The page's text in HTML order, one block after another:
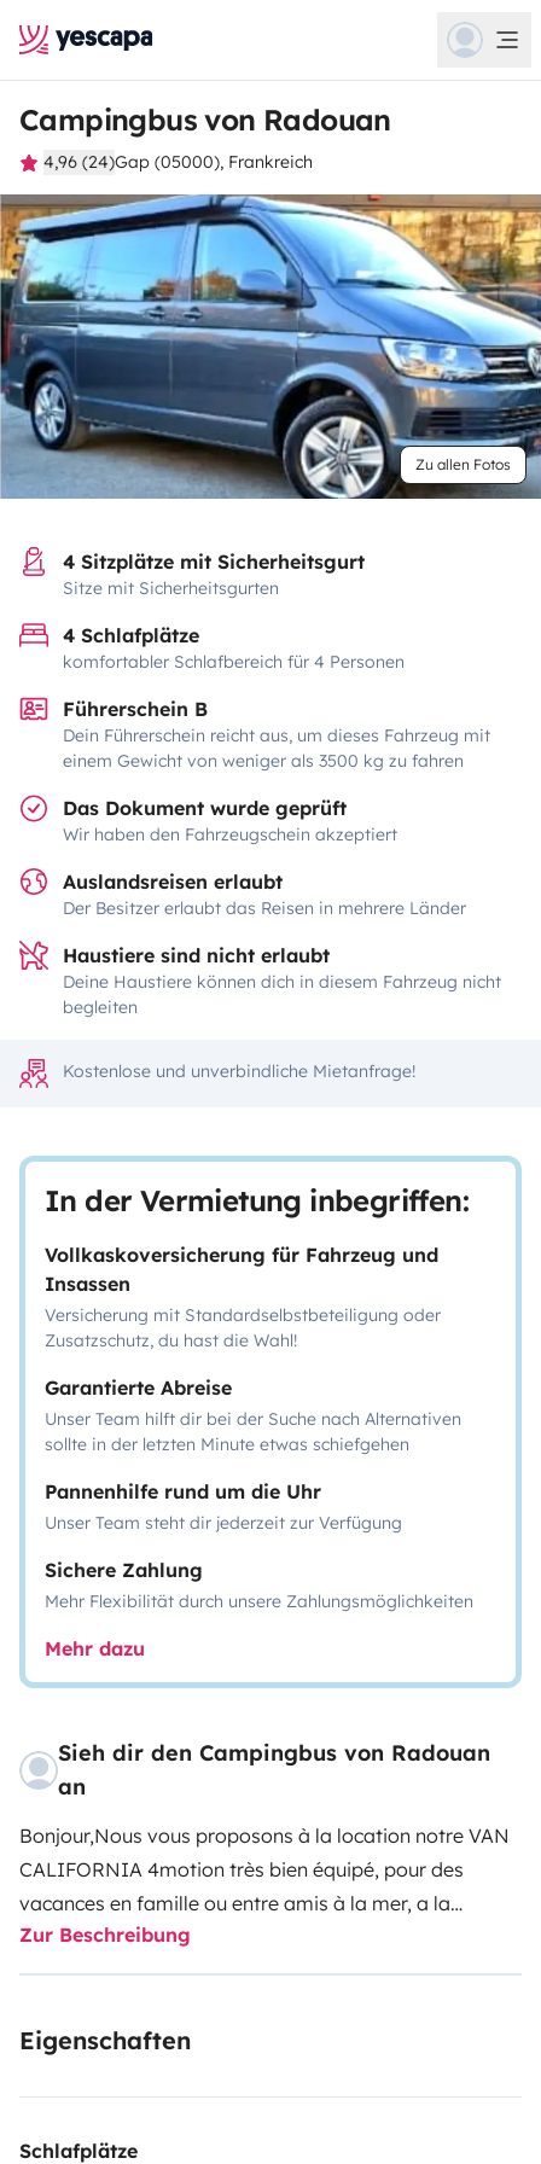
Campingbus von Radouan
4,96 (24)Gap (05000), Frankreich
Zu allen Fotos
4 Sitzplätze mit Sicherheitsgurt
Sitze mit Sicherheitsgurten
4 Schlafplätze
komfortabler Schlafbereich für 4 Personen
Führerschein B
Dein Führerschein reicht aus, um dieses Fahrzeug mit
einem Gewicht von weniger als 3500 kg zu fahren
Das Dokument wurde geprüft
Wir haben den Fahrzeugschein akzeptiert
Auslandsreisen erlaubt
Der Besitzer erlaubt das Reisen in mehrere Länder
Haustiere sind nicht erlaubt
Deine Haustiere können dich in diesem Fahrzeug nicht
begleiten
Kostenlose und unverbindliche Mietanfrage!
In der Vermietung inbegriffen:
Vollkaskoversicherung für Fahrzeug und
Insassen
Versicherung mit Standardselbstbeteiligung oder
Zusatzschutz, du hast die Wahl!
Garantierte Abreise
Unser Team hilft dir bei der Suche nach Alternativen
sollte in der letzten Minute etwas schiefgehen
Pannenhilfe rund um die Uhr
Unser Team steht dir jederzeit zur Verfügung
Sichere Zahlung
Mehr Flexibilität durch unsere Zahlungsmöglichkeiten
Mehr dazu
Sieh dir den Campingbus von Radouan
an
Bonjour,Nous vous proposons à la location notre VAN
CALIFORNIA 4motion très bien équipé, pour des
vacances en famille ou entre amis à la mer, a la
montagne, à la campagne.
équipé pour manger et dormir. 4 places et 4 couchages
vaisselle pour 4, table intérieure et extérieure, chaises,
manuelle et de l'aide au stationnement. Niveau
Zur Beschreibung
Eigenschaften
Schlafplätze